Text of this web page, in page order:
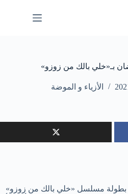
بـ«خلي بالك من زوزو»
الأزياء و الموضة
بطولة مسلسل «خلي بالك من زوزو»